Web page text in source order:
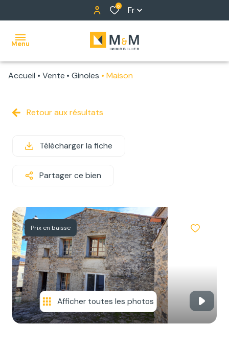
0 Fr
Menu
NOS
ALERTE
ÉQUIPE
NOS
SERVICES
NOUS
CONTACTER
Accueil Vente Ginoles Maison
Retour aux résultats
Télécharger la fiche
Partager ce bien
Prix en baisse
Afficher toutes les photos